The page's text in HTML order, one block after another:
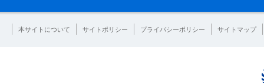
本サイトについて サイトポリシー プライバシーポリシー サイトマップ